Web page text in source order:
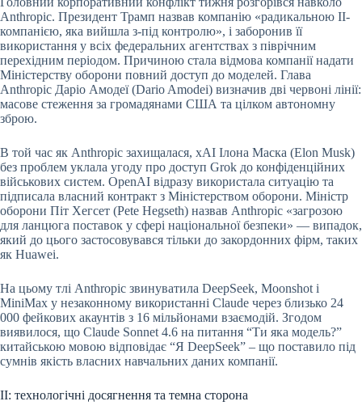
Anthropic. Президент Трамп назвав компанію «радикальною ІІ-
компанією, яка вийшла з-під контролю», і заборонив її
використання у всіх федеральних агентствах з піврічним
перехідним періодом. Причиною стала відмова компанії надати
Міністерству оборони повний доступ до моделей. Глава
Anthropic Даріо Амодеї (Dario Amodei) визначив дві червоні лінії:
масове стеження за громадянами США та цілком автономну
зброю.
В той час як Anthropic захищалася, xAI Ілона Маска (Elon Musk)
без проблем уклала угоду про доступ Grok до конфіденційних
військових систем. OpenAI відразу використала ситуацію та
підписала власний контракт з Міністерством оборони. Міністр
оборони Піт Хегсет (Pete Hegseth) назвав Anthropic «загрозою
для ланцюга поставок у сфері національної безпеки» — випадок,
який до цього застосовувався тільки до закордонних фірм, таких
як Huawei.
На цьому тлі Anthropic звинуватила DeepSeek, Moonshot і
MiniMax у незаконному використанні Claude через близько 24
000 фейкових акаунтів з 16 мільйонами взаємодій. Згодом
виявилося, що Claude Sonnet 4.6 на питання “Ти яка модель?”
китайською мовою відповідає “Я DeepSeek” – що поставило під
сумнів якість власних навчальних даних компанії.
ІІ: технологічні досягнення та темна сторона